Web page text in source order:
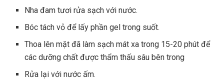
Nha đam tươi rửa sạch với nước.
Bóc tách vỏ để lấy phần gel trong suốt.
Thoa lên mặt đã làm sạch mát xa trong 15-20 phút để
các dưỡng chất được thẩm thấu sâu bên trong
Rửa lại với nước ấm.